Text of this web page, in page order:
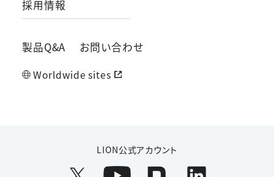
採用情報
製品Q&A お問い合わせ
Worldwide sites
LION公式アカウント